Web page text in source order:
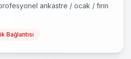
ankastre / ocak / fırın
Bağlantısı